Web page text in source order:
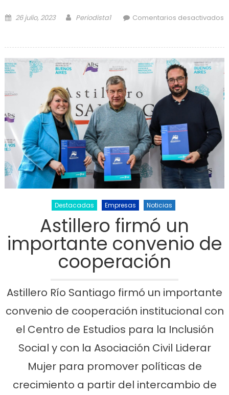
Posted on
26 julio, 2023 Author
Periodista1
Comentarios desactivados
Destacadas Empresas Noticias
Astillero firmó un
importante convenio de
cooperación
Astillero Río Santiago firmó un importante
convenio de cooperación institucional con
el Centro de Estudios para la Inclusión
Social y con la Asociación Civil Liderar
Mujer para promover políticas de
crecimiento a partir del intercambio de